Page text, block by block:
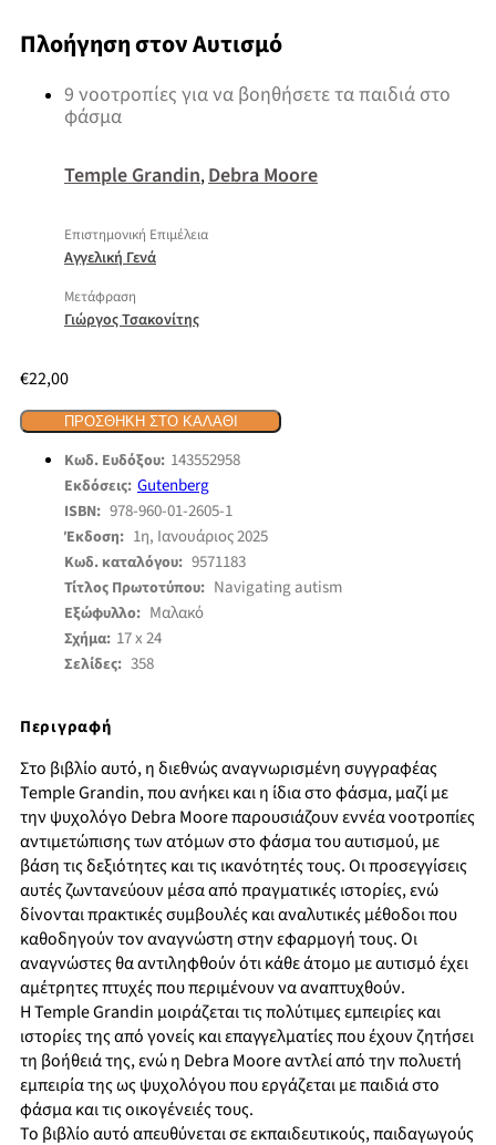
Πλοήγηση στον Αυτισμό
9 νοοτροπίες για να βοηθήσετε τα παιδιά στο
φάσμα
Temple Grandin,Debra Moore
Επιστημονική Επιμέλεια
Αγγελική Γενά
Μετάφραση
Γιώργος Τσακονίτης
€22,00
ΠΡΟΣΘΉΚΗ ΣΤΟ ΚΑΛΆΘΙ
Κωδ. Ευδόξου: 143552958
Εκδόσεις: Gutenberg
ISBN: 978-960-01-2605-1
Έκδοση: 1η, Ιανουάριος 2025
Κωδ. καταλόγου: 9571183
Τίτλος Πρωτοτύπου: Navigating autism
Εξώφυλλο: Μαλακό
Σχήμα: 17 x 24
Σελίδες: 358
Περιγραφή
Στο βιβλίο αυτό, η διεθνώς αναγνωρισμένη συγγραφέας
Temple Grandin, που ανήκει και η ίδια στο φάσμα, μαζί με
την ψυχολόγο Debra Moore παρουσιάζουν εννέα νοοτροπίες
αντιμετώπισης των ατόμων στο φάσμα του αυτισμού, με
βάση τις δεξιότητες και τις ικανότητές τους. Οι προσεγγίσεις
αυτές ζωντανεύουν μέσα από πραγματικές ιστορίες, ενώ
δίνονται πρακτικές συμβουλές και αναλυτικές μέθοδοι που
καθοδηγούν τον αναγνώστη στην εφαρμογή τους. Οι
αναγνώστες θα αντιληφθούν ότι κάθε άτομο με αυτισμό έχει
αμέτρητες πτυχές που περιμένουν να αναπτυχθούν.
Η Temple Grandin μοιράζεται τις πολύτιμες εμπειρίες και
ιστορίες της από γονείς και επαγγελματίες που έχουν ζητήσει
τη βοήθειά της, ενώ η Debra Moore αντλεί από την πολυετή
εμπειρία της ως ψυχολόγου που εργάζεται με παιδιά στο
φάσμα και τις οικογένειές τους.
Το βιβλίο αυτό απευθύνεται σε εκπαιδευτικούς, παιδαγωγούς